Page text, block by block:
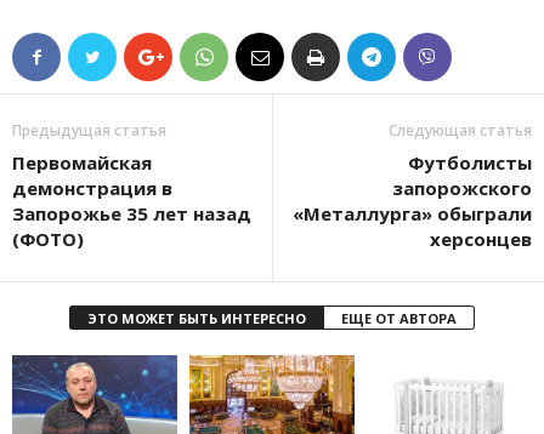
Предыдущая статья
Первомайская
демонстрация в
Запорожье 35 лет назад
(ФОТО)
Следующая статья
Футболисты
запорожского
«Металлурга» обыграли
херсонцев
ЭТО МОЖЕТ БЫТЬ ИНТЕРЕСНО ЕЩЕ ОТ АВТОРА